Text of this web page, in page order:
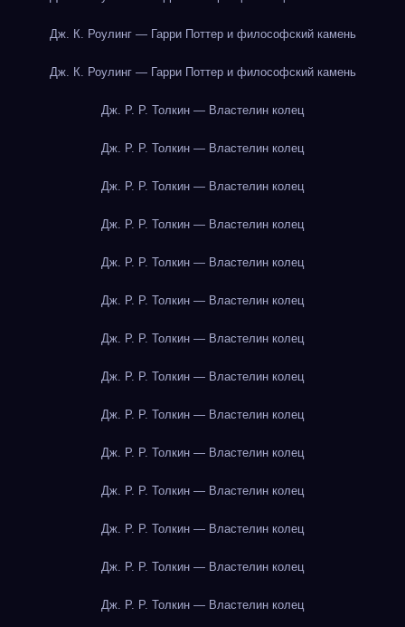
Дж. К. Роулинг — Гарри Поттер и философский камень
Дж. К. Роулинг — Гарри Поттер и философский камень
Дж. Р. Р. Толкин — Властелин колец
Дж. Р. Р. Толкин — Властелин колец
Дж. Р. Р. Толкин — Властелин колец
Дж. Р. Р. Толкин — Властелин колец
Дж. Р. Р. Толкин — Властелин колец
Дж. Р. Р. Толкин — Властелин колец
Дж. Р. Р. Толкин — Властелин колец
Дж. Р. Р. Толкин — Властелин колец
Дж. Р. Р. Толкин — Властелин колец
Дж. Р. Р. Толкин — Властелин колец
Дж. Р. Р. Толкин — Властелин колец
Дж. Р. Р. Толкин — Властелин колец
Дж. Р. Р. Толкин — Властелин колец
Дж. Р. Р. Толкин — Властелин колец